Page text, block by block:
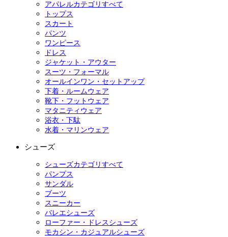
アパレルカテゴリすべて
トップス
スカート
パンツ
ワンピース
ドレス
ジャケット・アウター
スーツ・フォーマル
オールインワン・セットアップ
下着・ルームウェア
靴下・フットウェア
マタニティウェア
浴衣・下駄
水着・マリンウェア
シューズ
シューズカテゴリすべて
パンプス
サンダル
ブーツ
スニーカー
バレエシューズ
ローファー・ドレスシューズ
モカシン・カジュアルシューズ